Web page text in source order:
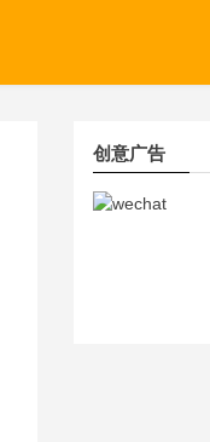
创意广告